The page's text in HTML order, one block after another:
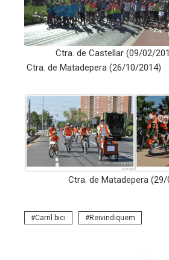
Ctra. de Castellar (09/
Ctra. de Matadepera (26/10/2014)
Ctra. de Matadepera
Carril bici Reivindiquem